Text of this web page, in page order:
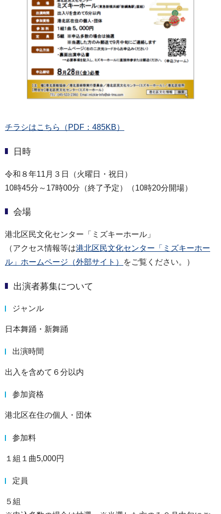
チラシはこちら（PDF：485KB）
日時
令和８年11月３日（火曜日・祝日）
10時45分～17時00分（終了予定）（10時20分開場）
会場
港北区民文化センター「ミズキーホール」
（アクセス情報等は港北区民文化センター「ミズキーホー
ル」ホームページ（外部サイト）
をご覧ください。）
出演者募集について
ジャンル
日本舞踊・新舞踊
出演時間
出入を含めて６分以内
参加資格
港北区在住の個人・団体
参加料
１組１曲5,000円
定員
５組